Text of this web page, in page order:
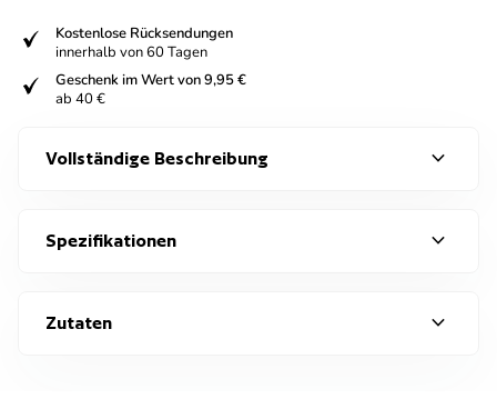
Kostenlose Rücksendungen
innerhalb von 60 Tagen
Geschenk im Wert von 9,95 €
ab 40 €
Vollständige Beschreibung expand_more
Spezifikationen expand_more
Zutaten expand_more